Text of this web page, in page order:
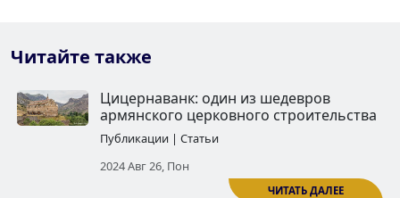
Читайте также